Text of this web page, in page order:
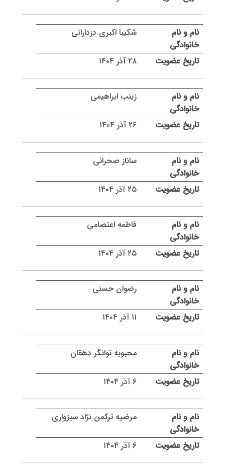
شکیبا اکبری دزدارانی
۲۸ آذر ۱۴۰۴
زینب ابراهیمی
۲۶ آذر ۱۴۰۴
ساناز صحرائی
۲۵ آذر ۱۴۰۴
فاطمه اعتصامی
۲۵ آذر ۱۴۰۴
رضوان حسنی
۱۱ آذر ۱۴۰۴
محبوبه توانگر دهقان
۶ آذر ۱۴۰۴
مرضیه ترکمن نژاد سبزواری
۶ آذر ۱۴۰۴